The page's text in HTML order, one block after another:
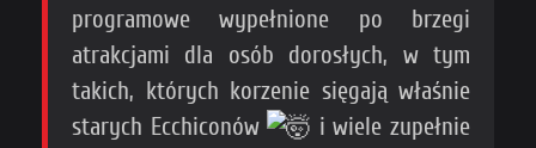
programowe wypełnione po brzegi
atrakcjami dla osób dorosłych, w tym
takich, których korzenie sięgają właśnie
starych Ecchiconów
i wiele zupełnie